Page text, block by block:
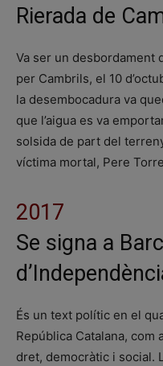
Rierada de
Va ser un desbordament
per Cambrils, el 10
la desembocadura va
que l’aigua es va
solsida de part del
víctima mortal, Pere
2017
Se signa a
És un text polític en el
República Catalana, com
dret, democràtic i social.